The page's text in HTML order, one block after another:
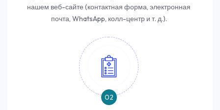
нашем веб-сайте (контактная форма, электронная
почта, WhatsApp, колл-центр и т. д.).
02